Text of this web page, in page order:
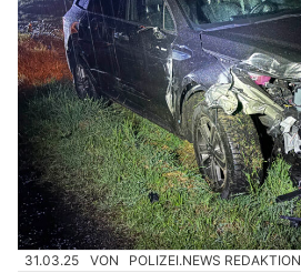
31.03.25 VON POLIZEI.NEWS REDAKTION